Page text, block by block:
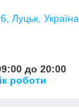
Луцьк, Україна
до 20:00
роботи